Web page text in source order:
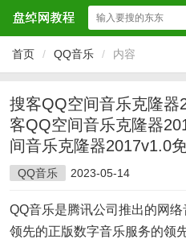
首页 / QQ音乐 / 内容
搜客QQ空间音乐克隆器
客QQ空间音乐克隆器
间音乐克隆器2017v1.0
QQ音乐 2023-05-14
QQ音乐是腾讯公司推出的网
领先的正版数字音乐服务的领